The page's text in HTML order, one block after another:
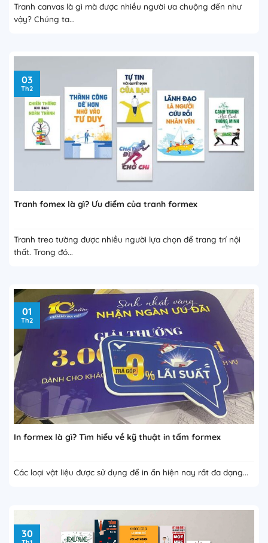
Tranh canvas là gì mà được nhiều người ưa chuộng đến như
vậy? Chúng ta...
Tranh fomex là gì? Ưu điểm của tranh formex
Tranh treo tường được nhiều người lựa chọn để trang trí nội
thất. Trong đó...
03
Th2
In formex là gì? Tìm hiểu về kỹ thuật in tấm formex
Các loại vật liệu được sử dụng để in ấn hiện nay rất đa dạng...
01
Th2
30